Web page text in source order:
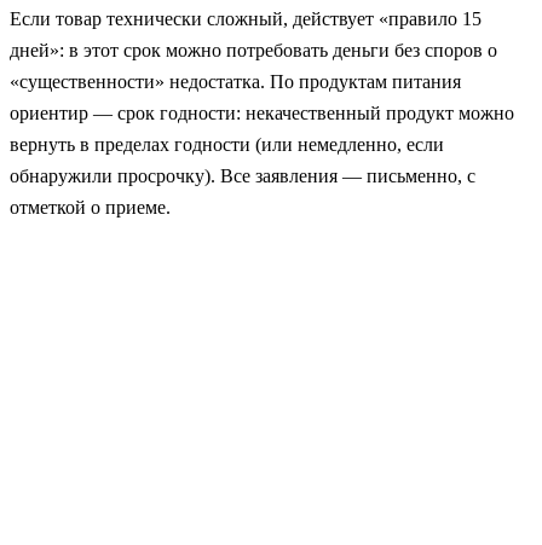
Если товар технически сложный, действует «правило 15
дней»: в этот срок можно потребовать деньги без споров о
«существенности» недостатка. По продуктам питания
ориентир — срок годности: некачественный продукт можно
вернуть в пределах годности (или немедленно, если
обнаружили просрочку). Все заявления — письменно, с
отметкой о приеме.